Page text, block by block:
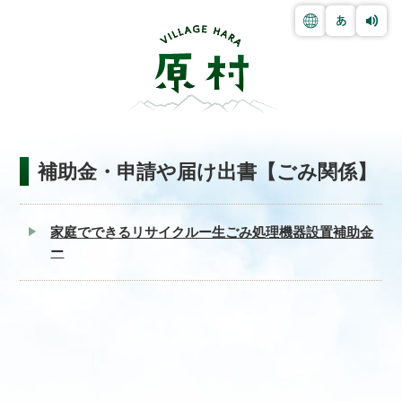
補助金・申請や届け出書【ごみ関係】
家庭でできるリサイクルー生ごみ処理機器設置補助金
ー